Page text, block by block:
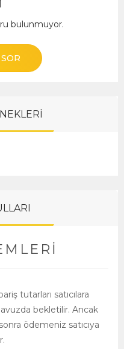
bulunmuyor.
tutarları satıcılara
bekletilir. Ancak
ödemeniz satıcıya